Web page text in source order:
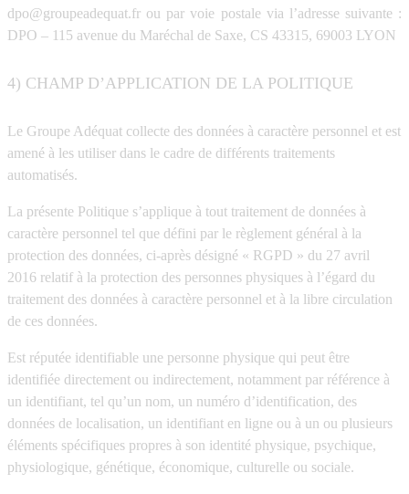
dpo@groupeadequat.fr ou par voie postale via l’adresse suivante :
DPO – 115 avenue du Maréchal de Saxe, CS 43315, 69003 LYON
4) CHAMP D’APPLICATION DE LA POLITIQUE
Le Groupe Adéquat collecte des données à caractère personnel et est
amené à les utiliser dans le cadre de différents traitements
automatisés.
La présente Politique s’applique à tout traitement de données à
caractère personnel tel que défini par le règlement général à la
protection des données, ci-après désigné « RGPD » du 27 avril
2016 relatif à la protection des personnes physiques à l’égard du
traitement des données à caractère personnel et à la libre circulation
de ces données.
Est réputée identifiable une personne physique qui peut être
identifiée directement ou indirectement, notamment par référence à
un identifiant, tel qu’un nom, un numéro d’identification, des
données de localisation, un identifiant en ligne ou à un ou plusieurs
éléments spécifiques propres à son identité physique, psychique,
physiologique, génétique, économique, culturelle ou sociale.